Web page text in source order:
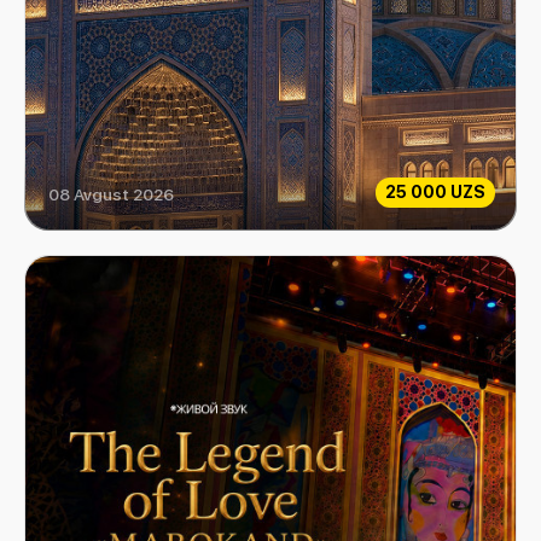
25 000 UZS
Islom sivilizatsiyasi markazi
08 Avgust 2026